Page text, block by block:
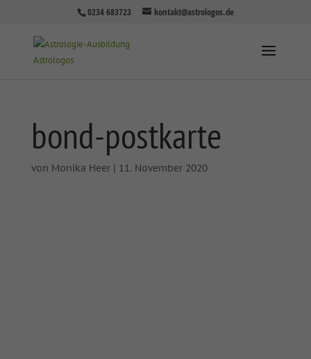
0234 683723 kontakt@astrologos.de
bond-postkarte
von Monika Heer| 11. November 2020